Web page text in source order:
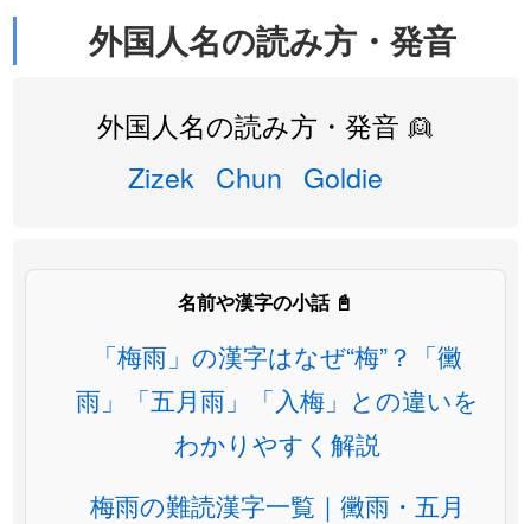
外国人名の読み方・発音
外国人名の読み方・発音 👱
Zizek Chun Goldie
名前や漢字の小話 📓
「梅雨」の漢字はなぜ“梅”？「黴
雨」「五月雨」「入梅」との違いを
わかりやすく解説
梅雨の難読漢字一覧｜黴雨・五月